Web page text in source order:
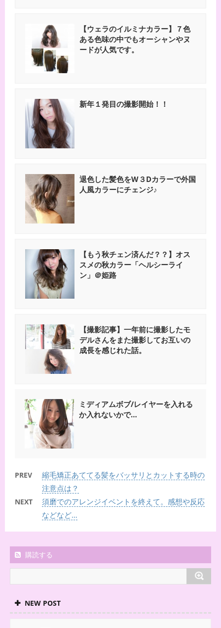
【ウェラのイルミナカラー】７色
ある色味の中でもオーシャンやヌ
ードが人気です。
新年１発目の撮影開始！！
退色した髪色をW３Dカラーで外国
人風カラーにチェンジ♪
【もう秋チェン済んだ？？】オス
スメの秋カラー「ヘルシーライ
ン」＠姫路
【撮影記事】一年前に撮影したモ
デルさんをまた撮影してお互いの
成長を感じれた話。
ミディアムボブ/レイヤーを入れる
か入れないかで…
PREV
縮毛矯正あててる髪をバッサリとカットする時の
注意点は？
NEXT
須磨でのアレンジイベントを終えて。感想や反応
などなど…
購読する
NEW POST